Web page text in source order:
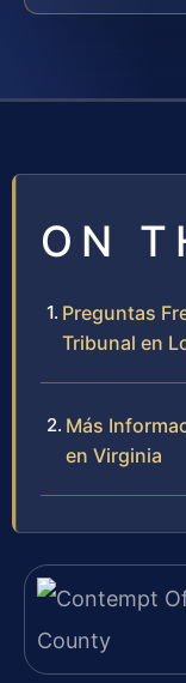
ON
Preguntas
Tribunal en
Más
en Virginia